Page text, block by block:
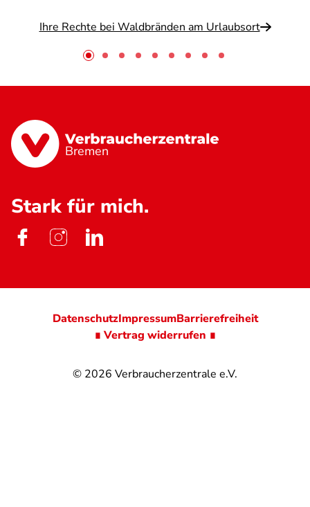
Ihre Rechte bei Waldbränden am Urlaubsort
Bremen
Stark für mich.
© 2026 Verbraucherzentrale e.V.
DatenschutzImpressumBarrierefreiheit
∎ Vertrag widerrufen ∎